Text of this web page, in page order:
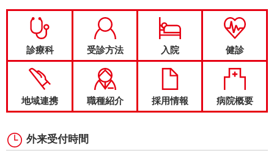
診療科 受診方法 入院 健診
地域連携 職種紹介 採用情報 病院概要
外来受付時間